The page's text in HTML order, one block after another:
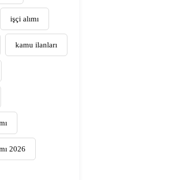
işçi alımı
kamu ilanları
2026